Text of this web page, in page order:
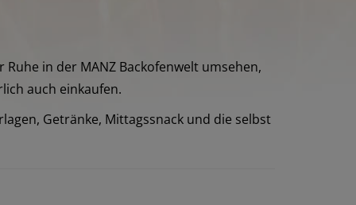
in der MANZ Backofenwelt umsehen,
auch einkaufen.
Getränke, Mittagssnack und die selbst